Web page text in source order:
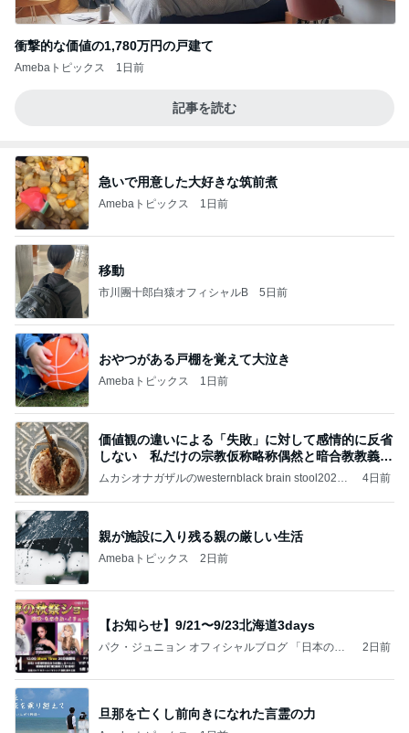
衝撃的な価値の1,780万円の戸建て
Amebaトピックス 1日前
記事を読む
急いで用意した大好きな筑前煮
Amebaトピックス 1日前
移動
市川團十郎白猿オフィシャルB 5日前
おやつがある戸棚を覚えて大泣き
Amebaトピックス 1日前
価値観の違いによる「失敗」に対して感情的に反省
しない 私だけの宗教仮称略称偶然と暗合教教義候
補
ムカシオナガザルのwesternblack brain stool2024
ガザル
4日前
親が施設に入り残る親の厳しい生活
Amebaトピックス 2日前
【お知らせ】9/21〜9/23北海道3days
パク・ジュニョン オフィシャルブログ 「日本の
2日前
旦那を亡くし前向きになれた言霊の力